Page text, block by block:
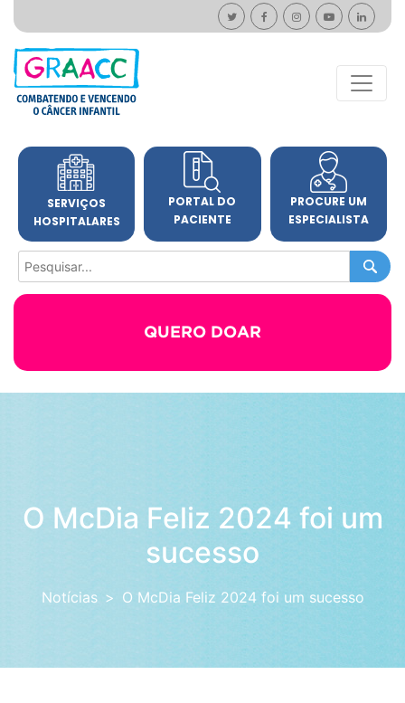
SERVIÇOS
HOSPITALARES
PORTAL DO
PACIENTE
PROCURE UM
ESPECIALISTA
QUERO DOAR
O McDia Feliz 2024 foi um
sucesso
Notícias O McDia Feliz 2024 foi um sucesso